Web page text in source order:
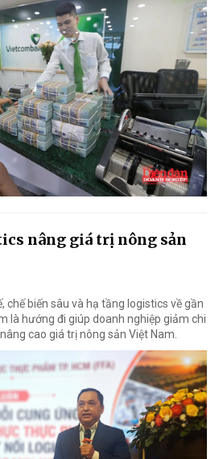
nâng giá trị nông sản
chế biến sâu và hạ tầng logistics về gần
là hướng đi giúp doanh nghiệp giảm chi
cao giá trị nông sản Việt Nam.